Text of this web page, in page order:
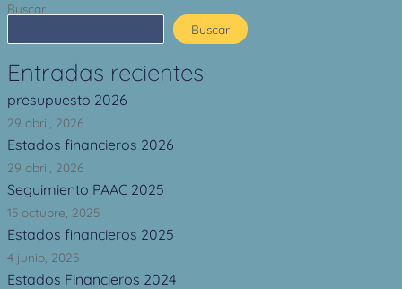
Buscar
Buscar
Entradas recientes
presupuesto 2026
29 abril, 2026
Estados financieros 2026
29 abril, 2026
Seguimiento PAAC 2025
15 octubre, 2025
Estados financieros 2025
4 junio, 2025
Estados Financieros 2024